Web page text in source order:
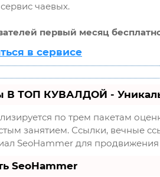
чаевых.
первый месяц
в сервисе
В ТОП КУВАЛДОЙ -
по трем пакетам
занятием. Ссылки, вечные
SeoHammer для продвижения
SeoHammer